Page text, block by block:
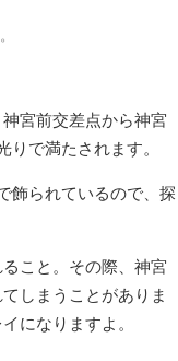
りで満たされます。
られているので、探